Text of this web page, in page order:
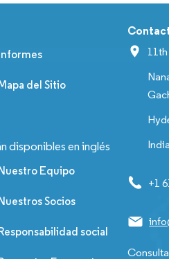
Informes
Mapa del Sitio
disponibles en inglés
Nuestro Equipo
Nuestros Socios
Responsabilidad social
India
+1